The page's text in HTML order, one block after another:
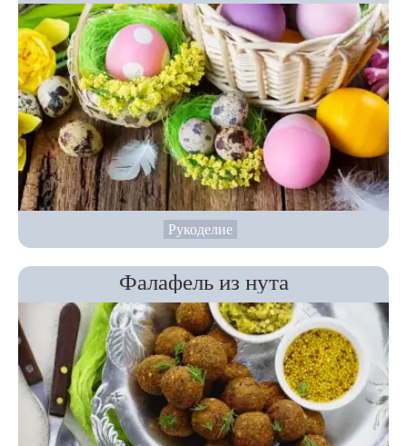
Рукоделие
Фалафель из нута